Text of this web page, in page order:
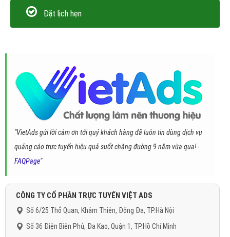
Đặt lịch hẹn
"VietAds gửi lời cảm ơn tới quý khách hàng đã luôn tin dùng dịch vụ
quảng cáo trực tuyến hiệu quả suốt chặng đường 9 năm vừa qua! -
FAQPage"
CÔNG TY CỔ PHẦN TRỰC TUYẾN VIỆT ADS
Số 6/25 Thổ Quan, Khâm Thiên, Đống Đa, TP.Hà Nội
Số 36 Điện Biên Phủ, Đa Kao, Quận 1, TP.Hồ Chí Minh